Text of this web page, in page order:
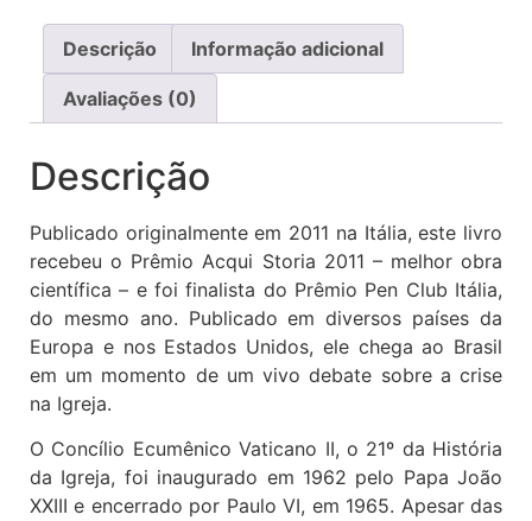
Descrição Informação adicional
Avaliações (0)
Descrição
Publicado originalmente em 2011 na Itália, este livro
recebeu o Prêmio Acqui Storia 2011 – melhor obra
científica – e foi finalista do Prêmio Pen Club Itália,
do mesmo ano. Publicado em diversos países da
Europa e nos Estados Unidos, ele chega ao Brasil
em um momento de um vivo debate sobre a crise
na Igreja.
O Concílio Ecumênico Vaticano II, o 21º da História
da Igreja, foi inaugurado em 1962 pelo Papa João
XXIII e encerrado por Paulo VI, em 1965. Apesar das